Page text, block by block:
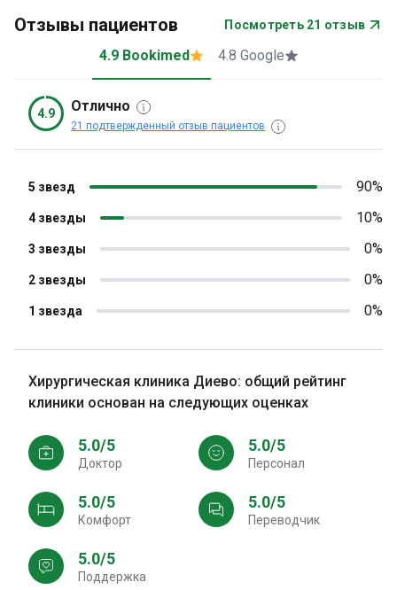
Отзывы пациентов Посмотреть 21 отзыв
4.9 Bookimed 4.8 Google
4.9 Отлично
21 подтвержденный отзыв пациентов
1 звезда 0%
2 звезды 0%
3 звезды 0%
4 звезды 10%
5 звезд 90%
Хирургическая клиника Диево: общий рейтинг
клиники основан на следующих оценках
5.0/5
Доктор
5.0/5
персонал
5.0/5
Комфорт
5.0/5
Переводчик
5.0/5
Поддержка